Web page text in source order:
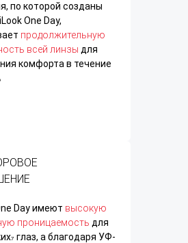
по которой созданы
One Day,
продолжительную
всей линзы для
комфорта в течение
Day имеют высокую
проницаемость для
7 глаз, а благодаря УФ-